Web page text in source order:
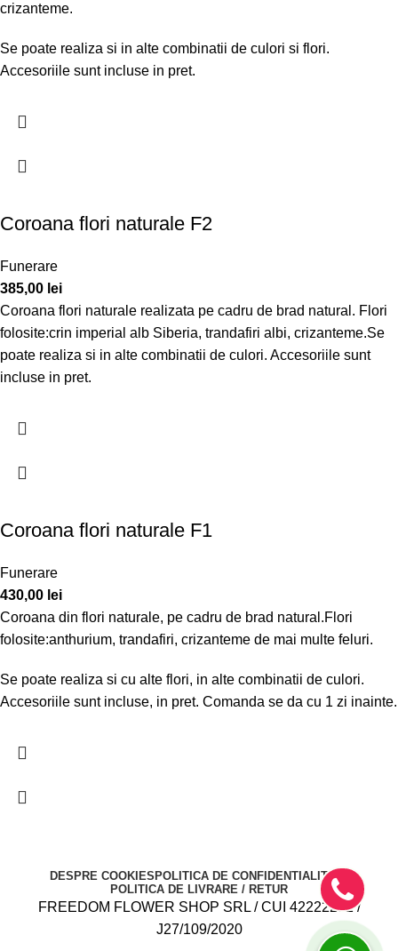
crizanteme.
Se poate realiza si in alte combinatii de culori si flori.
Accesoriile sunt incluse in pret.
Coroana flori naturale F2
Funerare
385,00 lei
Coroana flori naturale realizata pe cadru de brad natural. Flori
folosite:crin imperial alb Siberia, trandafiri albi, crizanteme.Se
poate realiza si in alte combinatii de culori. Accesoriile sunt
incluse in pret.
Coroana flori naturale F1
Funerare
430,00 lei
Coroana din flori naturale, pe cadru de brad natural.Flori
folosite:anthurium, trandafiri, crizanteme de mai multe feluri.
Se poate realiza si cu alte flori, in alte combinatii de culori.
Accesoriile sunt incluse, in pret. Comanda se da cu 1 zi inainte.
DESPRE COOKIES POLITICA DE CONFIDENTIALITATE
POLITICA DE LIVRARE / RETUR
FREEDOM FLOWER SHOP SRL / CUI 42222282 /
J27/109/2020